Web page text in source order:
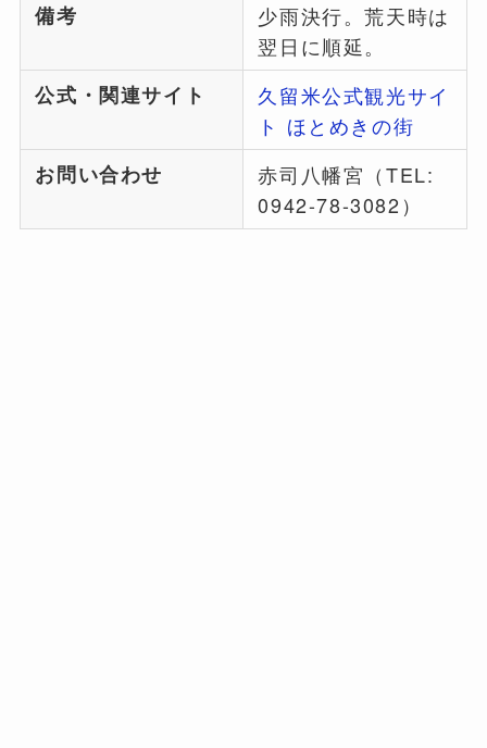
備考
少雨決行。荒天時は
翌日に順延。
公式・関連サイト
久留米公式観光サイ
ト ほとめきの街
お問い合わせ
赤司八幡宮（TEL:
0942-78-3082）